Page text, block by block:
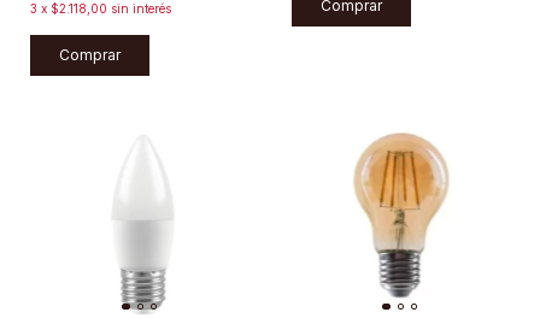
3 x $2.118,00 sin interés
Comprar